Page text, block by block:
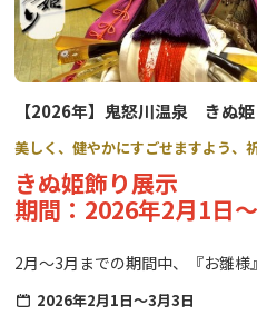
【2026年】鬼怒川温泉 きぬ姫
美しく、健やかにすごせますよう、
きぬ姫飾り展示
期間：2026年2月1日
2月～3月までの期間中、『お雛
います。
2026年2月1日～3月3日